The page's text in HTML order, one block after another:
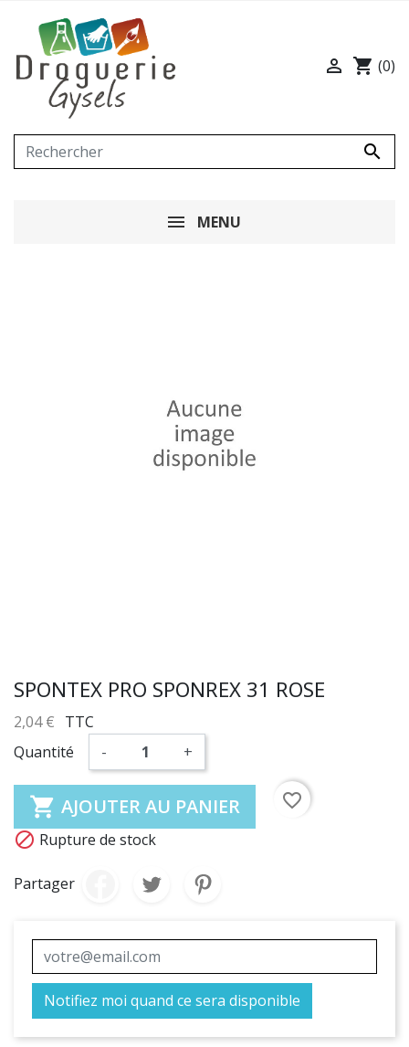

 shopping_cart (0)
MENU
SPONTEX PRO SPONREX 31 ROSE
2,04 € TTC
Quantité
- +
 AJOUTER AU PANIER
favorite_border
 Rupture de stock
Partager
Notifiez moi quand ce sera disponible